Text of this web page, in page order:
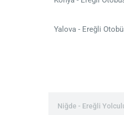
Yalova - Ereğli
Niğde - Ereğli